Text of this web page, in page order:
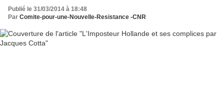
Publié le 31/03/2014 à 18:48
Par Comite-pour-une-Nouvelle-Resistance -CNR